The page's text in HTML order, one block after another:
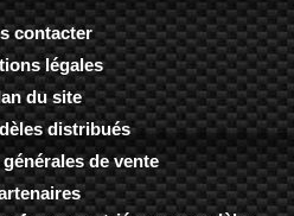
contacter
légales
du site
distribués
de vente